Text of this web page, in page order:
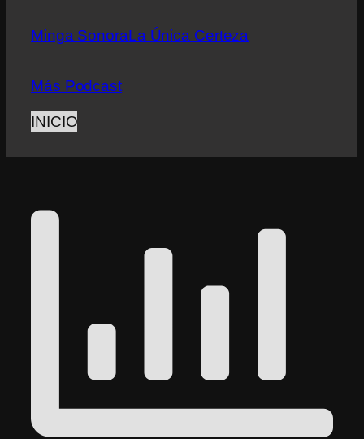
Minga SonoraLa Única Certeza
Más Podcast
INICIO